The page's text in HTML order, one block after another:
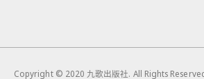
Copyright © 2020 九歌出版社. All Rights